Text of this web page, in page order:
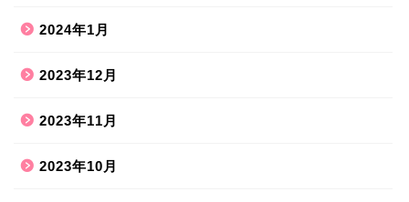
2024年1月
2023年12月
2023年11月
2023年10月